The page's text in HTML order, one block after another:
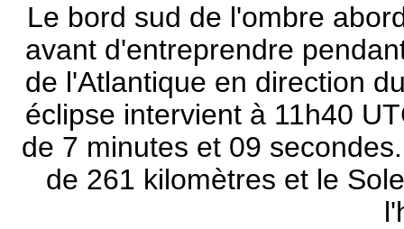
Le bord sud de l'ombre
avant d'entreprendre
de l'Atlantique en direction
éclipse intervient à 11h40
de 7 minutes et 09
de 261 kilomètres et le